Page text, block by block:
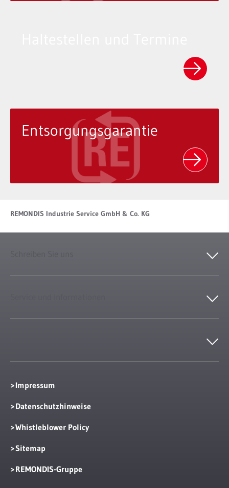
Entsorgungsgarantie
REMONDIS Industrie Service GmbH & Co. KG
Impressum
Datenschutzhinweise
Whistleblower Policy
Sitemap
REMONDIS-Gruppe